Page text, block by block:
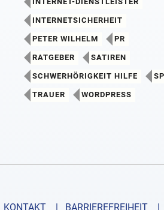
INTERNETSICHERHEIT
PETER WILHELM PR
RATGEBER SATIREN
SCHWERHÖRIGKEIT HILFE
TRAUER WORDPRESS
KONTAKT | BARRIEREFREIHEIT |